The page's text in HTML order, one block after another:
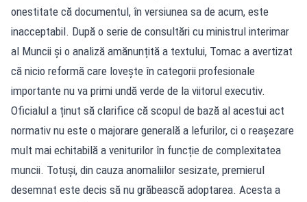
onestitate că documentul, în versiunea sa de acum, este
inacceptabil. După o serie de consultări cu ministrul interimar
al Muncii și o analiză amănunțită a textului, Tomac a avertizat
că nicio reformă care lovește în categorii profesionale
importante nu va primi undă verde de la viitorul executiv.
Oficialul a ținut să clarifice că scopul de bază al acestui act
normativ nu este o majorare generală a lefurilor, ci o reașezare
mult mai echitabilă a veniturilor în funcție de complexitatea
muncii. Totuși, din cauza anomaliilor sesizate, premierul
desemnat este decis să nu grăbească adoptarea. Acesta a